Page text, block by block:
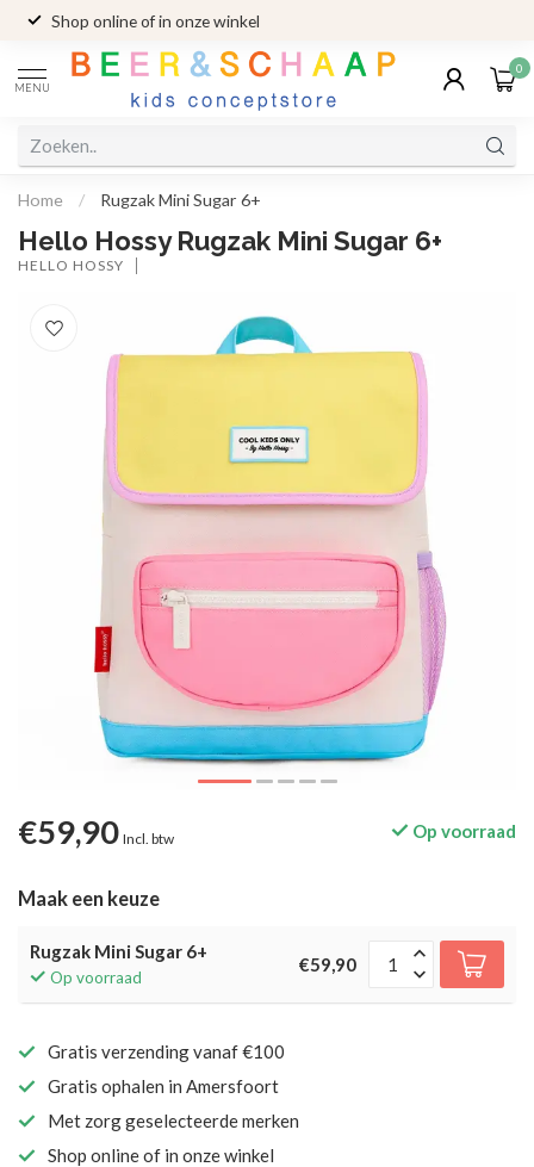
Shop online of in onze winkel
MENU
0
Home / Rugzak Mini Sugar 6+
Hello Hossy Rugzak Mini Sugar 6+
HELLO HOSSY
€59,90 Incl. btw Op voorraad
Maak een keuze
Rugzak Mini Sugar 6+
Op voorraad
€59,90
Gratis verzending vanaf €100
Gratis ophalen in Amersfoort
Met zorg geselecteerde merken
Shop online of in onze winkel